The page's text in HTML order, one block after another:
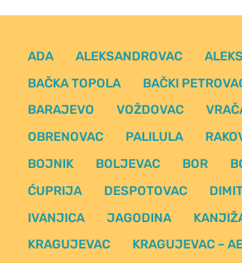
ADA ALEKSANDROVAC
BAČKA TOPOLA
BAČKI
BARAJEVO
VOŽDOVAC
OBRENOVAC
PALILULA
BOJNIK
BOLJEVAC BOR
ĆUPRIJA
DESPOTOVAC
IVANJICA
JAGODINA
KRAGUJEVAC
KRAGUJEVAC –